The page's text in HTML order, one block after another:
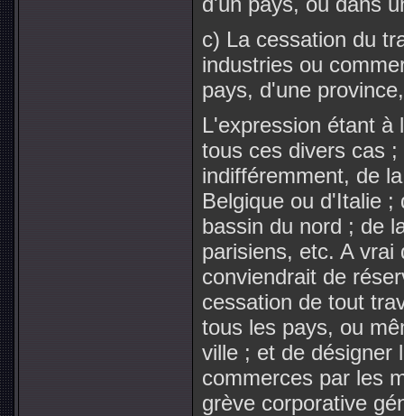
c) La cessation du
industries ou
pays, d'une
L'expression étant à
tous ces divers cas
indifféremment, de
Belgique ou d'Italie ;
bassin du nord ; de
parisiens, etc. A
conviendrait de
cessation de tout
tous les pays, ou
ville ; et de désigner
commerces par les
grève corporative